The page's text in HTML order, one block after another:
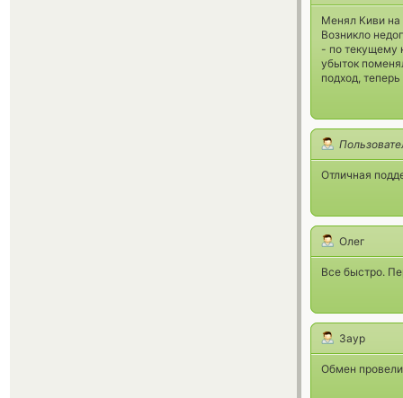
Менял Киви на
Возникло
- по текущему
убыток
подход,
Отличная
Олег
Все быстро.
Заур
Обмен